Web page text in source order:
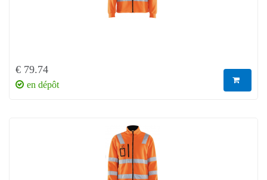
€ 79.74
en dépôt